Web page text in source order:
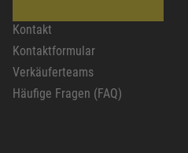
Kontakt
Kontaktformular
Verkäuferteams
Häufige Fragen (FAQ)